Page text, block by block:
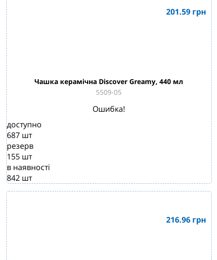
201.59 грн
Чашка керамічна Discover Greamy, 440 мл
5509-05
Ошибка!
доступно
687 шт
резерв
155 шт
в наявності
842 шт
216.96 грн